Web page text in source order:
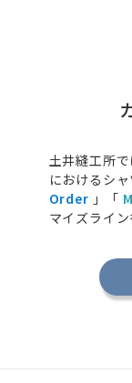
土井縫工所
におけるシ
Order 」「
マイズライン